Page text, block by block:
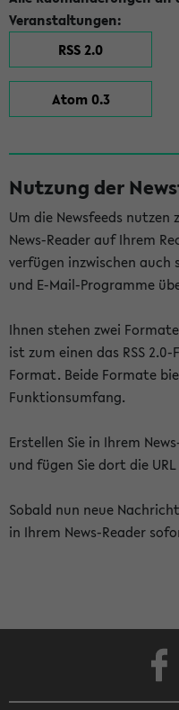
Veranstaltungen:
RSS 2.0
Atom 0.3
Nutzung der
Um die Newsfeeds nutzen
News-Reader auf Ihrem
verfügen inzwischen auch
und E-Mail-Programme
Ihnen stehen zwei
ist zum einen das RSS
Format. Beide Formate
Funktionsumfang.
Erstellen Sie in Ihrem
und fügen Sie dort die
Sobald nun neue
in Ihrem News-Reader